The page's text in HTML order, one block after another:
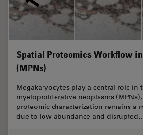
Spatial Proteomics Workflow
(MPNs)
Megakaryocytes play a central role in
myeloproliferative neoplasms
proteomic characterization remains a
due to low abundance and